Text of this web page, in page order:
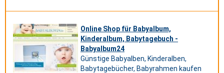
Online Shop für Babyalbum,
Kinderalbum, Babytagebuch -
Babyalbum24
Günstige Babyalben, Kinderalben,
Babytagebücher, Babyrahmen kaufen